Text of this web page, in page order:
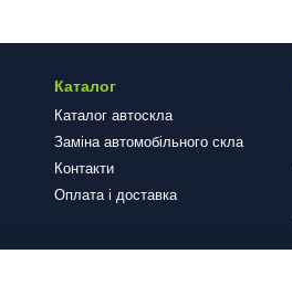
Каталог
Каталог автоскла
Заміна автомобільного скла
Контакти
Оплата і доставка